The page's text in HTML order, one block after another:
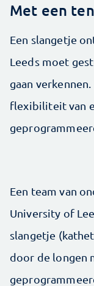
Met een
Een slangetje
Leeds moet
gaan
flexibiliteit van
Een team van
University of
slangetje
door de longen